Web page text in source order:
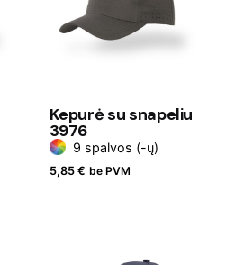
Kepurė su snapeliu
3976
9 spalvos (-ų)
5,85 € be PVM